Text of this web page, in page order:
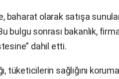
baharat olarak satışa
bulgu sonrası bakanlık,
dahil etti.
tüketicilerin sağlığını